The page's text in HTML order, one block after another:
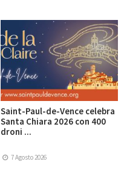
Saint-Paul-de-Vence celebra
Santa Chiara 2026 con 400
droni ...
7 Agosto 2026